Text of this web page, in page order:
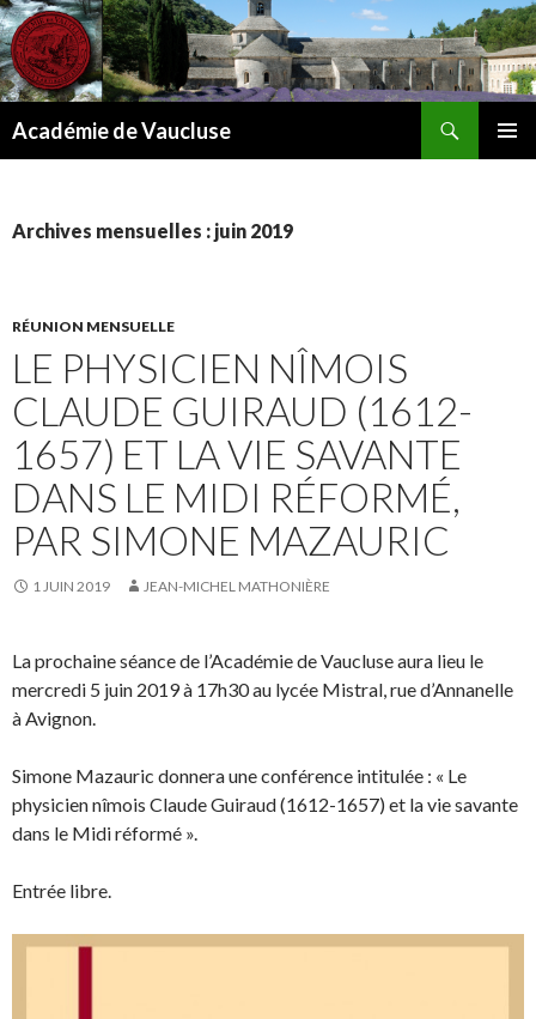
Académie de Vaucluse
Archives mensuelles : juin 2019
RÉUNION MENSUELLE
LE PHYSICIEN NÎMOIS
CLAUDE GUIRAUD (1612-
1657) ET LA VIE SAVANTE
DANS LE MIDI RÉFORMÉ,
PAR SIMONE MAZAURIC
1 JUIN 2019 JEAN-MICHEL MATHONIÈRE
La prochaine séance de l’Académie de Vaucluse aura lieu le
mercredi 5 juin 2019 à 17h30 au lycée Mistral, rue d’Annanelle
à Avignon.
Simone Mazauric donnera une conférence intitulée : « Le
physicien nîmois Claude Guiraud (1612-1657) et la vie savante
dans le Midi réformé ».
Entrée libre.